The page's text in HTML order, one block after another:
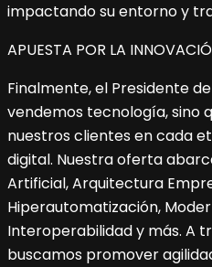
impactando su entorno y
APUESTA POR LA
Finalmente, el Presidente
vendemos tecnología, sino
nuestros clientes en cada
digital. Nuestra oferta
Artificial, Arquitectura
Hiperautomatización,
Interoperabilidad y más. A
buscamos promover